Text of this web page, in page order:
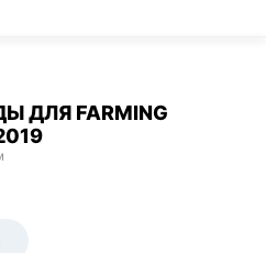
ДЛЯ FARMING